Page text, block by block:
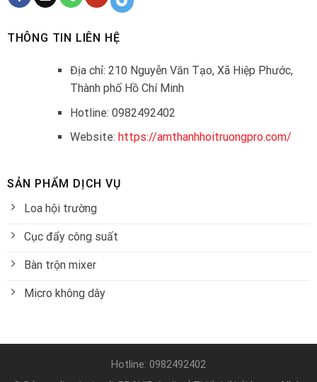
THÔNG TIN LIÊN HỆ
Địa chỉ: 210 Nguyễn Văn Tạo, Xã Hiệp Phước,
Thành phố Hồ Chí Minh
Hotline: 0982492402
Website:https://amthanhhoitruongpro.com/
SẢN PHẨM DỊCH VỤ
Loa hội trường
Cục đẩy công suất
Bàn trộn mixer
Micro không dây
Hotline: 0982492402